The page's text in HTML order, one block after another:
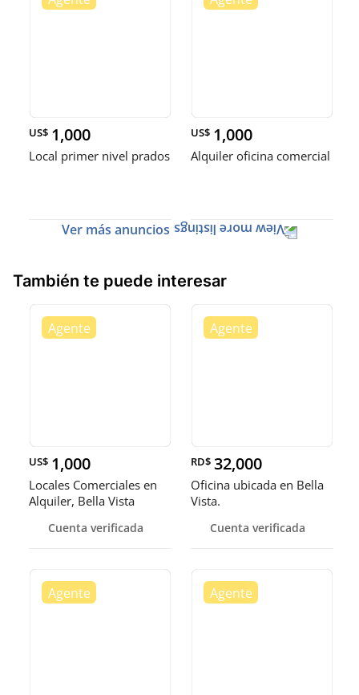
US$ 1,000
Local primer nivel prados
US$ 1,000
Alquiler oficina comercial
Ver más anuncios
También te puede interesar
US$ 1,000
Locales Comerciales en
Alquiler, Bella Vista
Cuenta verificada
RD$ 32,000
Oficina ubicada en Bella
Vista.
Cuenta verificada